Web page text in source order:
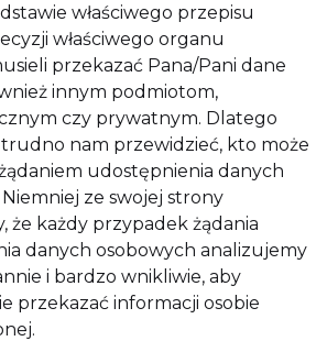
właściwego przepisu
właściwego organu
przekazać Pana/Pani dane
innym podmiotom,
czy prywatnym. Dlatego
nam przewidzieć, kto może
żądaniem udostępnienia danych
ze swojej strony
że każdy przypadek żądania
danych osobowych analizujemy
i bardzo wnikliwie, aby
przekazać informacji osobie